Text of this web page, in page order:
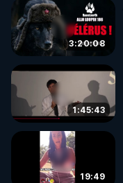
3:20:08
1:45:43
19:49